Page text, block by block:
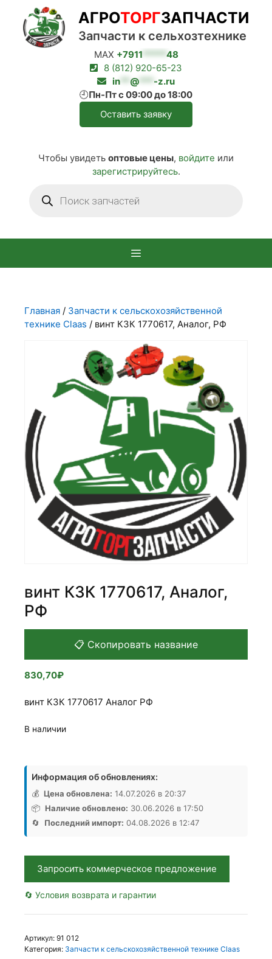
Перейти
содержимому
MAX +7911 ***** 48
8 (812) 920-65-23
in
@ *** -z.ru
🕘Пн-Пт с 09:00 до 18:00
Оставить заявку
Чтобы увидеть оптовые цены, войдите или
зарегистрируйтесь.
товаров
АГРОТОРГЗАПЧАСТИ
Запчасти к сельхозтехнике
Главная / Запчасти к сельскохозяйственной
технике Claas / винт КЗК 1770617, Аналог, РФ
винт КЗК 1770617, Аналог,
РФ
📋 Скопировать название
830,70₽
винт КЗК 1770617 Аналог РФ
В наличии
товара
винт
КЗК
1770617,
Аналог,
РФ
Информация об обновлениях:
💰 Цена обновлена: 14.07.2026 в 20:37
📦 Наличие обновлено: 30.06.2026 в 17:50
🔄
Последний импорт: 04.08.2026 в 12:47
Запросить коммерческое предложение
🔄 Условия возврата и гарантии
Артикул: 91 012
Категория: Запчасти к сельскохозяйственной технике Claas